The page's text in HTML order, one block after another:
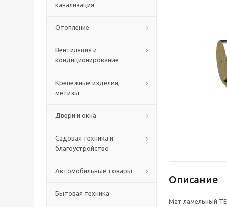
канализация
Отопление
Вентиляция и
кондиционирование
Крепежные изделия,
метизы
Двери и окна
Садовая техника и
благоустройство
Автомобильные товары
Бытовая техника
Описание
Мат ламельный